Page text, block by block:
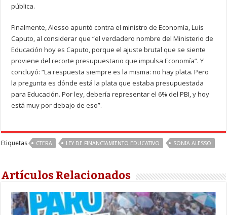
pública.
Finalmente, Alesso apuntó contra el ministro de Economía, Luis
Caputo, al considerar que “el verdadero nombre del Ministerio de
Educación hoy es Caputo, porque el ajuste brutal que se siente
proviene del recorte presupuestario que impulsa Economía”. Y
concluyó: “La respuesta siempre es la misma: no hay plata. Pero
la pregunta es dónde está la plata que estaba presupuestada
para Educación. Por ley, debería representar el 6% del PBI, y hoy
está muy por debajo de eso”.
Etiquetas CTERA LEY DE FINANCIAMIENTO EDUCATIVO SONIA ALESSO
Artículos Relacionados